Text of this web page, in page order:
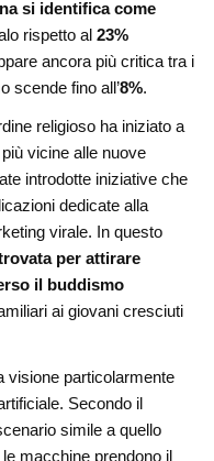
si identifica come
rispetto al23%
ancora più critica tra i
scende fino all’8%.
religioso ha iniziato a
vicine alle nuove
introdotte iniziative che
dedicate alla
virale. In questo
per attirare
il buddismo
ai giovani cresciuti
visione particolarmente
Secondo il
simile a quello
macchine prendono il